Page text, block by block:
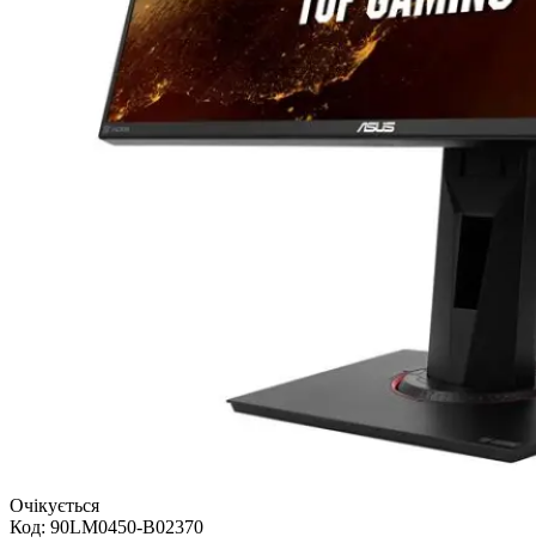
Очікується
Код: 90LM0450-B02370